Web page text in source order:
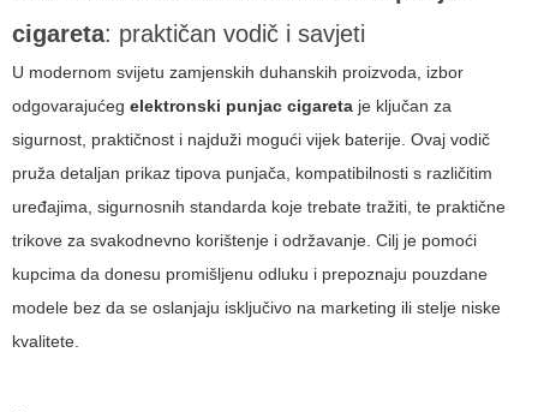
cigareta: praktičan vodič i savjeti
U modernom svijetu zamjenskih duhanskih proizvoda, izbor
odgovarajućeg elektronski punjac cigareta je ključan za
sigurnost, praktičnost i najduži mogući vijek baterije. Ovaj vodič
pruža detaljan prikaz tipova punjača, kompatibilnosti s različitim
uređajima, sigurnosnih standarda koje trebate tražiti, te praktične
trikove za svakodnevno korištenje i održavanje. Cilj je pomoći
kupcima da donesu promišljenu odluku i prepoznaju pouzdane
modele bez da se oslanjaju isključivo na marketing ili stelje niske
kvalitete.